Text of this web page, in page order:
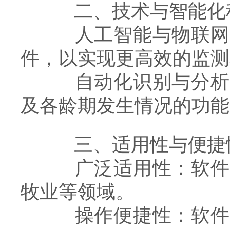
二、技术与智能化
人工智能与物联网
件，以实现更高效的监
自动化识别与分析
及各龄期发生情况的功
三、适用性与便捷
广泛适用性：软件
牧业等领域。
操作便捷性：软件